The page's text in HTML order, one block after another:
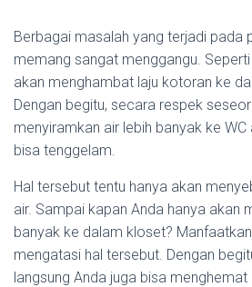
Berbagai masalah yang terjadi pada
memang sangat menggangu.
akan menghambat laju kotoran ke
Dengan begitu, secara respek
menyiramkan air lebih banyak ke
bisa tenggelam.
Hal tersebut tentu hanya akan
air. Sampai kapan Anda hanya akan
banyak ke dalam kloset?
mengatasi hal tersebut. Dengan
langsung Anda juga bisa menghemat